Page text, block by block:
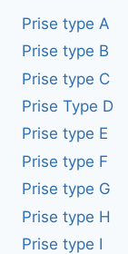
Prise type A
Prise type B
Prise type C
Prise Type D
Prise type E
Prise type F
Prise type G
Prise type H
Prise type I